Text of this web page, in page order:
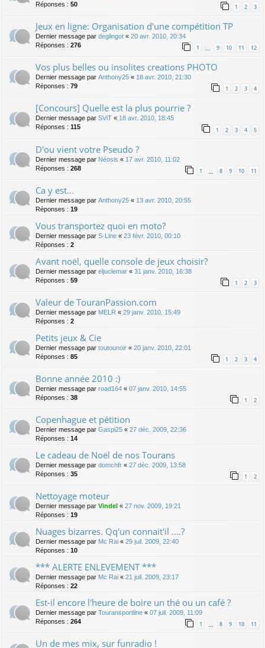
Réponses : 50 1 2 3
Jeux en ligne: Organisation d'une compétition TP
Dernier message par deglingot « 20 avr. 2010, 20:34
Réponses : 276 1 … 9 10 11 12
Vos plus belles ou insolites creations PHOTO
Dernier message par Anthony25 « 18 avr. 2010, 21:30
Réponses : 79 1 2 3 4
[Concours] Quelle est la plus pourrie ?
Dernier message par SViT « 18 avr. 2010, 18:45
Réponses : 115 1 2 3 4 5
D'ou vient votre Pseudo ?
Dernier message par Néosis « 17 avr. 2010, 11:02
Réponses : 268 1 8 9 10 11
Ca y est...
Dernier message par Anthony25 « 13 avr. 2010, 20:55
Réponses : 19
Vous transportez quoi en moto?
Dernier message par S-Line « 23 févr. 2010, 00:10
Réponses : 2
Avant noël, quelle console de jeux choisir?
Dernier message par eljuclemar « 31 janv. 2010, 16:38
Réponses : 59 1 2 3
Valeur de TouranPassion.com
Dernier message par MELR « 29 janv. 2010, 15:49
Réponses : 2
Petits jeux & Cie
Dernier message par toutounoir « 20 janv. 2010, 22:01
Réponses : 85 1 2 3 4
Bonne année 2010 :)
Dernier message par road164 « 07 janv. 2010, 14:55
Réponses : 38 1 2
Copenhague et pétition
Dernier message par Gaspi25 « 27 déc. 2009, 22:36
Réponses : 14
Le cadeau de Noël de nos Tourans
Dernier message par domchfr « 27 déc. 2009, 13:58
Réponses : 35 1 2
Nettoyage moteur
Dernier message par Vindel « 27 nov. 2009, 19:21
Réponses : 19
Nuages bizarres. Qq'un connait'il ....?
Dernier message par Mc Rai « 29 juil. 2009, 22:40
Réponses : 10
*** ALERTE ENLEVEMENT ***
Dernier message par Mc Rai « 21 juil. 2009, 23:17
Réponses : 22
Est-il encore l'heure de boire un thé ou un café ?
Dernier message par Touransportline « 07 juil. 2009, 11:09
Réponses : 264 1 … 8 9 10 11
Un de mes mix, sur funradio !